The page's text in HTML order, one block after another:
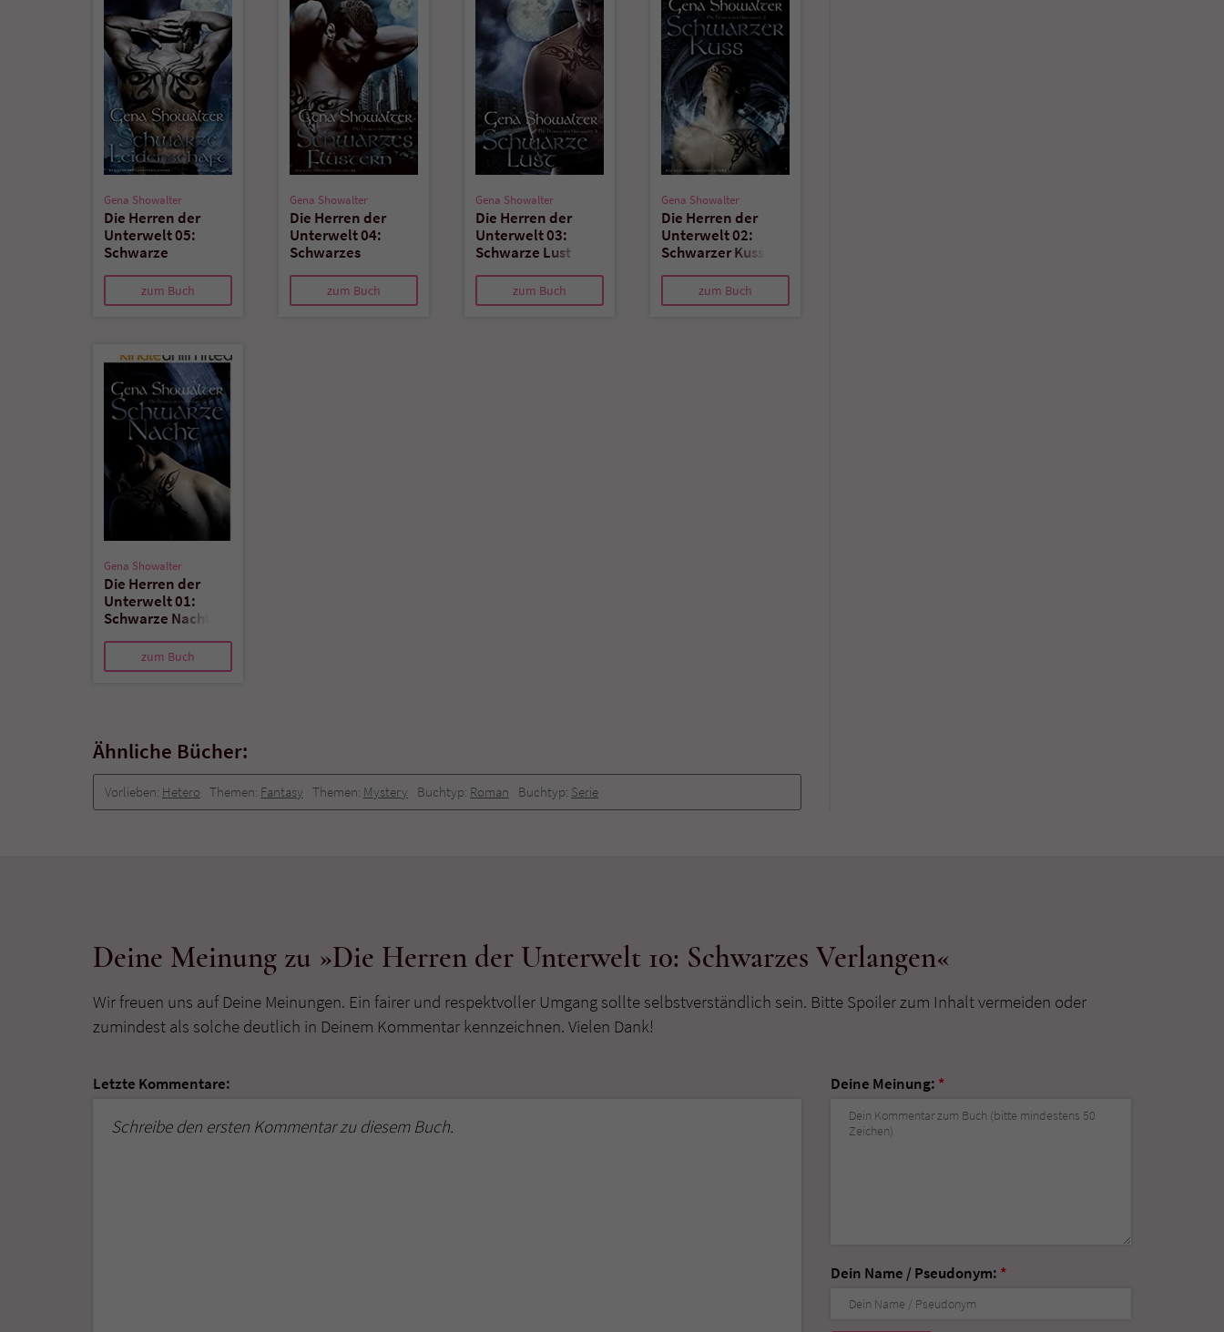
Gena Showalter
Die Herren der
Unterwelt 05:
Schwarze
zum Buch
Gena Showalter
Die Herren der
Unterwelt 04:
Schwarzes
zum Buch
Gena Showalter
Die Herren der
Unterwelt 03:
Schwarze Lust
zum Buch
Gena Showalter
Die Herren der
Unterwelt 02:
Schwarzer Kuss
zum Buch
Gena Showalter
Die Herren der
Unterwelt 01:
Schwarze Nacht
zum Buch
Ähnliche Bücher:
Vorlieben: Hetero Themen: Fantasy Themen: Mystery Buchtyp: Roman Buchtyp: Serie
Deine Meinung zu »Die Herren der Unterwelt 10: Schwarzes Verlangen«
Wir freuen uns auf Deine Meinungen. Ein fairer und respektvoller Umgang sollte selbstverständlich sein. Bitte Spoiler zum Inhalt vermeiden oder
zumindest als solche deutlich in Deinem Kommentar kennzeichnen. Vielen Dank!
Letzte Kommentare:
Schreibe den ersten Kommentar zu diesem Buch.
Deine Meinung: *
Dein Name / Pseudonym: *